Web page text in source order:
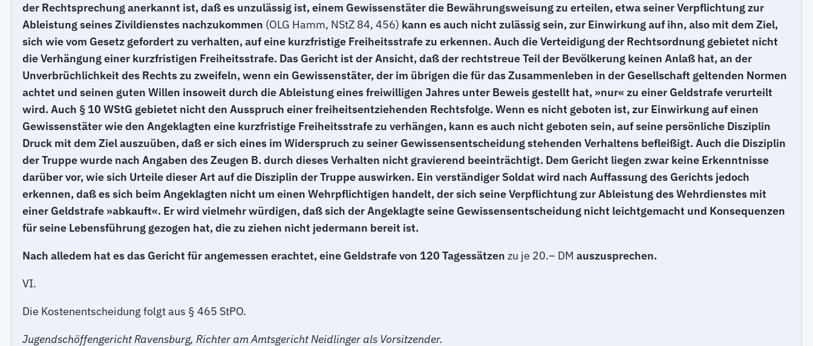
der Rechtsprechung anerkannt ist, daß es unzulässig ist, einem Gewissenstäter die Bewährungsweisung zu erteilen, etwa seiner Verpflichtung zur
Ableistung seines Zivildienstes nachzukommen (OLG Hamm, NStZ 84, 456) kann es auch nicht zulässig sein, zur Einwirkung auf ihn, also mit dem Ziel,
sich wie vom Gesetz gefordert zu verhalten, auf eine kurzfristige Freiheitsstrafe zu erkennen. Auch die Verteidigung der Rechtsordnung gebietet nicht
die Verhängung einer kurzfristigen Freiheitsstrafe. Das Gericht ist der Ansicht, daß der rechtstreue Teil der Bevölkerung keinen Anlaß hat, an der
Unverbrüchlichkeit des Rechts zu zweifeln, wenn ein Gewissenstäter, der im übrigen die für das Zusammenleben in der Gesellschaft geltenden Normen
achtet und seinen guten Willen insoweit durch die Ableistung eines freiwilligen Jahres unter Beweis gestellt hat, »nur« zu einer Geldstrafe verurteilt
wird. Auch § 10 WStG gebietet nicht den Ausspruch einer freiheitsentziehenden Rechtsfolge. Wenn es nicht geboten ist, zur Einwirkung auf einen
Gewissenstäter wie den Angeklagten eine kurzfristige Freiheitsstrafe zu verhängen, kann es auch nicht geboten sein, auf seine persönliche Disziplin
Druck mit dem Ziel auszuüben, daß er sich eines im Widerspruch zu seiner Gewissensentscheidung stehenden Verhaltens befleißigt. Auch die Disziplin
der Truppe wurde nach Angaben des Zeugen B. durch dieses Verhalten nicht gravierend beeinträchtigt. Dem Gericht liegen zwar keine Erkenntnisse
darüber vor, wie sich Urteile dieser Art auf die Disziplin der Truppe auswirken. Ein verständiger Soldat wird nach Auffassung des Gerichts jedoch
erkennen, daß es sich beim Angeklagten nicht um einen Wehrpflichtigen handelt, der sich seine Verpflichtung zur Ableistung des Wehrdienstes mit
einer Geldstrafe »abkauft«. Er wird vielmehr würdigen, daß sich der Angeklagte seine Gewissensentscheidung nicht leichtgemacht und Konsequenzen
für seine Lebensführung gezogen hat, die zu ziehen nicht jedermann bereit ist.
Nach alledem hat es das Gericht für angemessen erachtet, eine Geldstrafe von 120 Tagessätzen zu je 20.– DM auszusprechen.
VI.
Die Kostenentscheidung folgt aus § 465 StPO.
Jugendschöffengericht Ravensburg, Richter am Amtsgericht Neidlinger als Vorsitzender.